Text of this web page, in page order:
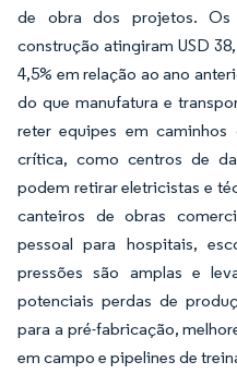
de obra dos projetos.
construção atingiram USD
4,5% em relação ao ano
do que manufatura e
reter equipes em
crítica, como centros de
podem retirar eletricistas e
canteiros de obras
pessoal para hospitais,
pressões são amplas e
potenciais perdas de
para a pré-fabricação,
em campo e pipelines de